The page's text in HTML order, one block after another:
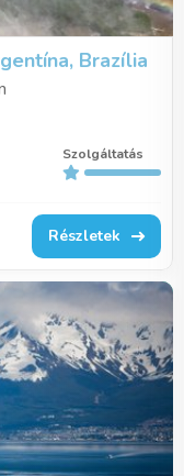
Brazília
Szolgáltatás
Részletek